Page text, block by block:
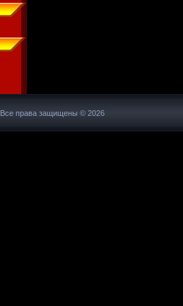
Все права защищены © 2026